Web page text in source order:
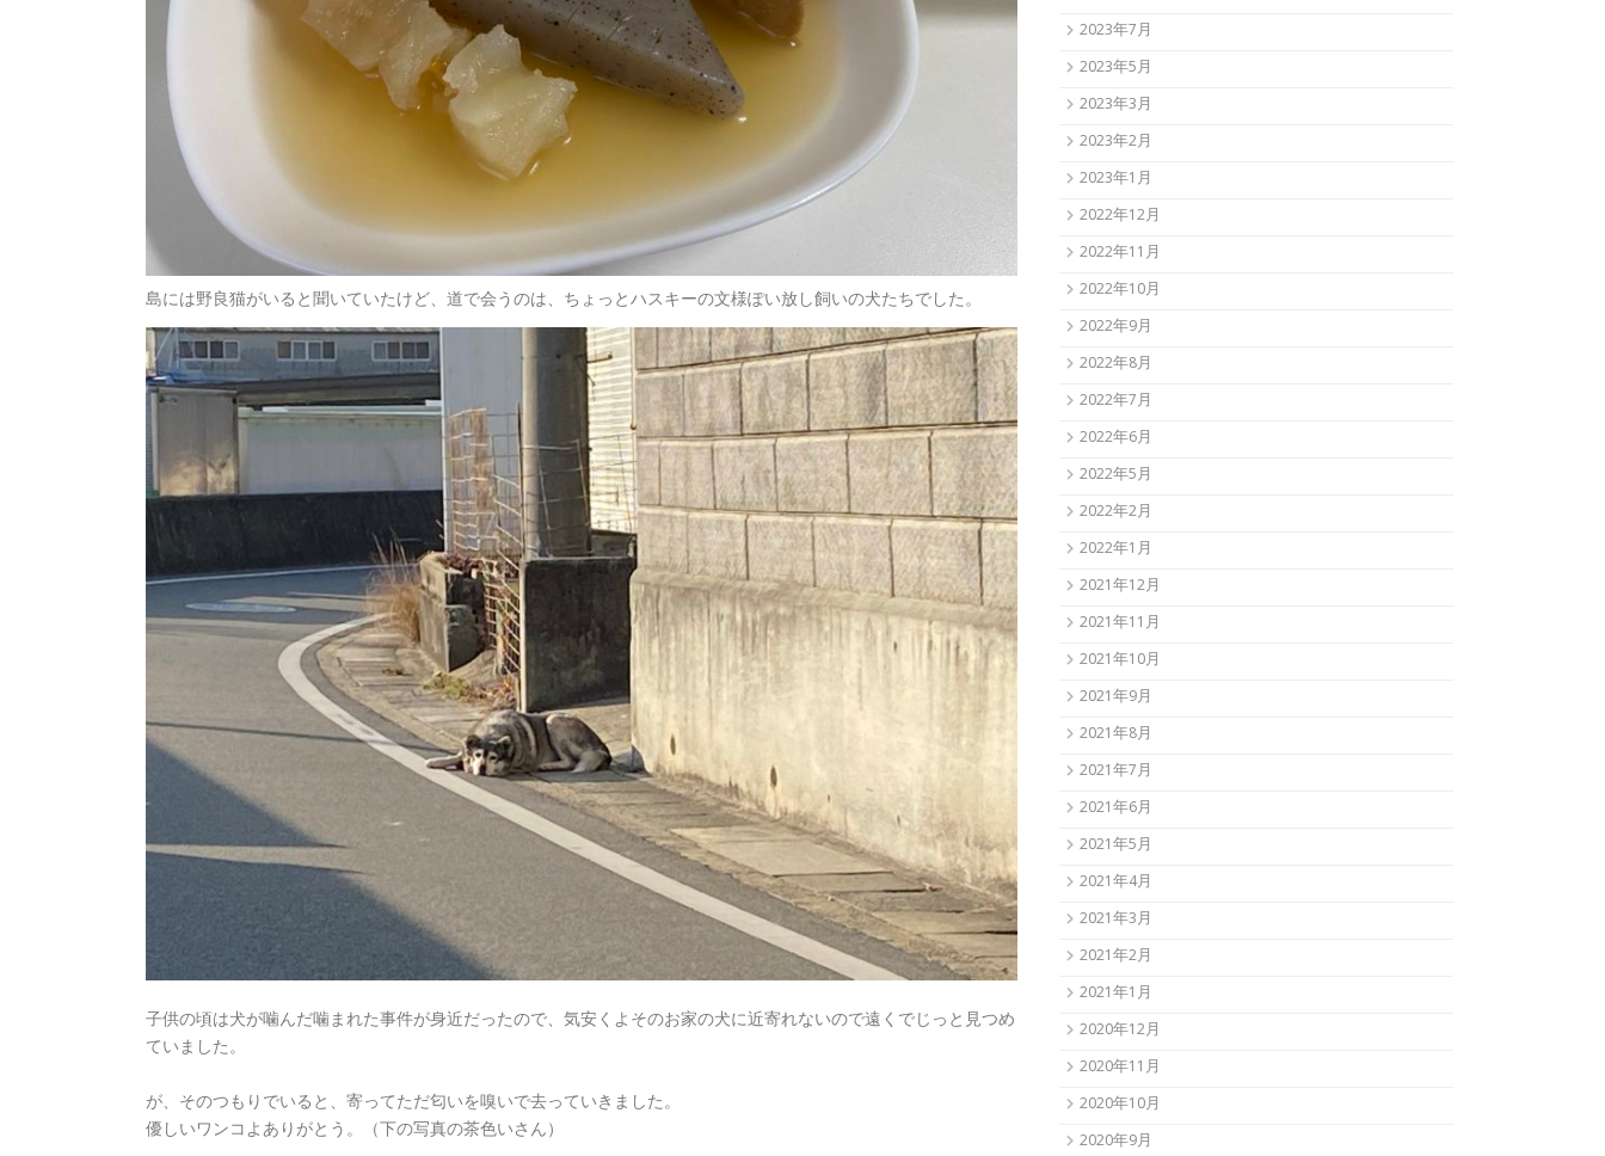
島には野良猫がいると聞いていたけど、道で会うのは、ちょっとハスキーの文様ぽい放し飼いの犬たちでした。
子供の頃は犬が噛んだ噛まれた事件が身近だったので、気安くよそのお家の犬に近寄れないので遠くでじっと見つめ
ていました。
が、そのつもりでいると、寄ってただ匂いを嗅いで去っていきました。
優しいワンコよありがとう。（下の写真の茶色いさん）
2023年7月
2023年5月
2023年3月
2023年2月
2023年1月
2022年12月
2022年11月
2022年10月
2022年9月
2022年8月
2022年7月
2022年6月
2022年5月
2022年2月
2022年1月
2021年12月
2021年11月
2021年10月
2021年9月
2021年8月
2021年7月
2021年6月
2021年5月
2021年4月
2021年3月
2021年2月
2021年1月
2020年12月
2020年11月
2020年10月
2020年9月